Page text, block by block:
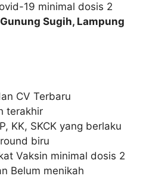
19 minimal dosis 2
Gunung Sugih, Lampung
CV Terbaru
terakhir
KK, SKCK yang berlaku
biru
Vaksin minimal dosis 2
Belum menikah